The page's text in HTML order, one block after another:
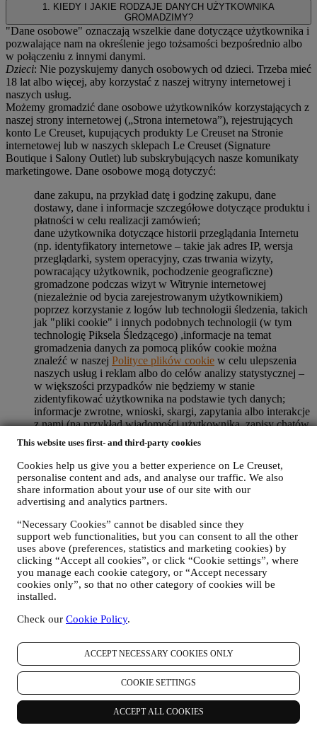
This website uses first- and third-party cookies
Cookies help us give you a better experience on Le Creuset,
personalise content and ads, and analyse our traffic. We also
share information about your use of our site with our
advertising and analytics partners.
“Necessary Cookies” cannot be disabled since they
support web functionalities, but you can consent to all the other
uses above (preferences, statistics and marketing cookies) by
clicking “Accept all cookies”, or click “Cookie settings”, where
you manage each cookie category, or “Accept necessary
cookies only”, so that no other category of cookies will be
installed.
Check our Cookie Policy.
ACCEPT NECESSARY COOKIES ONLY
COOKIE SETTINGS
ACCEPT ALL COOKIES
1. KIEDY I JAKIE RODZAJE DANYCH UŻYTKOWNIKA
GROMADZIMY?
"Dane osobowe" oznaczają wszelkie dane dotyczące użytkownika i
pozwalające nam na określenie jego tożsamości bezpośrednio albo
w połączeniu z innymi danymi.
Dzieci: Nie pozyskujemy danych osobowych od dzieci. Trzeba mieć
18 lat albo więcej, aby korzystać z naszej witryny internetowej i
naszych usług.
Możemy gromadzić dane osobowe użytkowników korzystających z
naszej strony internetowej („Strona internetowa”), rejestrujących
konto Le Creuset, kupujących produkty Le Creuset na Stronie
internetowej lub w naszych sklepach Le Creuset (Signature
Boutique i Salony Outlet) lub subskrybujących nasze komunikaty
marketingowe. Dane osobowe mogą dotyczyć:
dane zakupu, na przykład datę i godzinę zakupu, dane
dostawy, dane i informacje szczegółowe dotyczące produktu i
płatności w celu realizacji zamówień;
dane użytkownika dotyczące historii przeglądania Internetu
(np. identyfikatory internetowe – takie jak adres IP, wersja
przeglądarki, system operacyjny, czas trwania wizyty,
powracający użytkownik, pochodzenie geograficzne)
gromadzone podczas wizyt w Witrynie internetowej
(niezależnie od bycia zarejestrowanym użytkownikiem)
poprzez korzystanie z logów lub technologii śledzenia, takich
jak "pliki cookie" i innych podobnych technologii (w tym
technologię Piksela Śledzącego) ,informacje na temat
gromadzenia danych za pomocą plików cookie można
znaleźć w naszej Polityce plików cookie w celu ulepszenia
naszych usług i reklam albo do celów analizy statystycznej –
w większości przypadków nie będziemy w stanie
zidentyfikować użytkownika na podstawie tych danych;
informacje zwrotne, wnioski, skargi, zapytania albo interakcje
z nami (na przykład wiadomości użytkownika, zapisy chatów,
posty w mediach społecznościowych, wiadomości e-mail albo
rozmowy telefoniczne).
Dane osobowe użytkownika gromadzone podczas korzystania z
Witryny internetowej albo podawane przez niego w inny sposób
informacje umożliwiające ustalenie tożsamości są również
prywatności wyjaśnione w poniższym paragrafie h).
2. KTO GROMADZI DANE UŻYTKOWNIKA?
Administratorem danych osobowych w odniesieniu do usług e-
commerce oferowanych za pośrednictwem Witryny internetowej jest
Le Creuset Poland Sp. z o.o. z siedzibą pod adresem ul.
Marszałkowska 126/134, 00-008 Warszawa.
Jeżeli użytkownik zdecyduje się otrzymywać od nas materiały
marketingowe, stanie się częścią bazy danych klientów grupy Le
Creuset, którą zarządza spółka Le Creuset Group AG działającą w
charakterze administratora z siedzibą pod adresem Neuhofstrasse 4 ,
Baar, Zug, 6340 Szwajcaria (która wyznaczyła jako przedstawiciela
w UE Le Creuset SL, numer VAT B62153630, z siedzibą w Paseo
de Gracia 9, 2º, 08007 Barcelona, Hiszpania), w oparciu o umowę o
współadministrowaniu, która zasadniczo zapewnia (a) Le Creuset
Group AG odpowiedzialną za ogólną strategię marketingową i
spersonalizowaną obsługę klienta; (b) lokalne podmioty Le Creuset